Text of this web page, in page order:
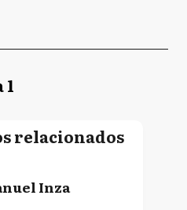
relacionados
Inza